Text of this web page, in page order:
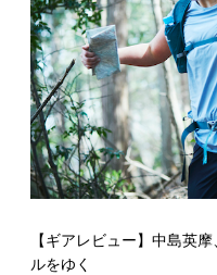
【ギアレビュー】中島英
ルをゆく